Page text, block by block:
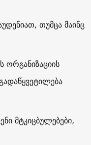
თუმცა მაინც
ორგანიზაციის
მტკიცბულებები,